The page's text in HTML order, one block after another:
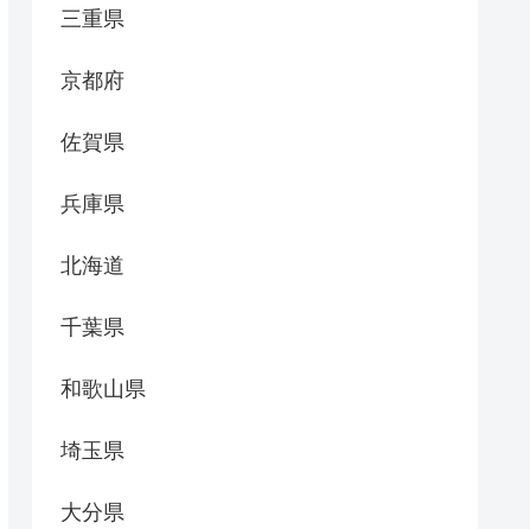
三重県
京都府
佐賀県
兵庫県
北海道
千葉県
和歌山県
埼玉県
大分県